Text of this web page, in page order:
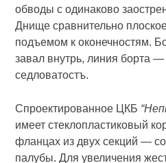
обводы с одинаково
Днище сравнительно
подъемом к оконечностям.
завал внутрь, линия борта
седловатостъ.
Спроектированное ЦКБ
имеет стеклопластиковый
фланцах из двух секций —
палубы. Для увеличения